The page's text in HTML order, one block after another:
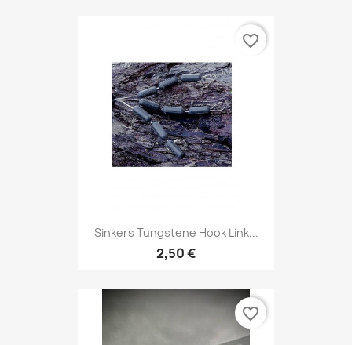
Sinkers Tungstene Hook Link...
2,50 €
favorite_border
favorite_border